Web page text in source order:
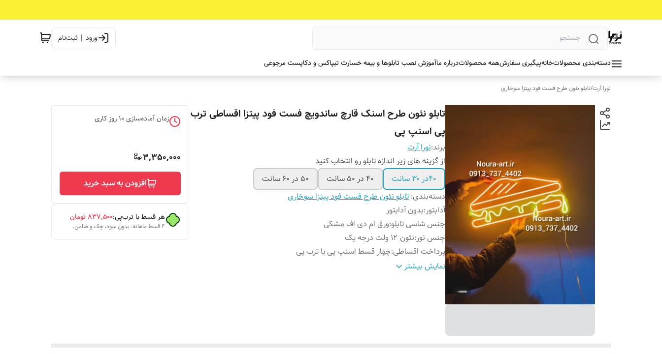
ورود | ثبت‌نام
دسته‌بندی محصولاتخانهپیگیری سفارشهمه محصولاتدرباره ماآموزش نصب تابلوها و بیمه خسارت تیپاکس و دکاپست مرجوعی
نورا آرت/تابلو نئون طرح فست فود پیتزا سوخاری
تابلو نئون طرح اسنک قارچ ساندویچ فست فود پیتزا اقساطی ترب
پی اسنپ پی
برند:نورا آرت
از گزینه های زیر اندازه تابلو رو انتخاب کنید
۴۰در ۳۰ سانت
۴۰ در ۵۰ سانت
۵۰ در ۶۰ سانت
دسته‌بندی: تابلو نئون طرح فست فود پیتزا سوخاری
آدابتور:بدون آدابتور
جنس شاسی تابلو:ورق ام دی اف مشکی
جنس نور:نئون ۱۲ ولت درجه یک
پرداخت اقساطی:چهار قسط اسنپ پی یا ترب پی
روش نصب کردن
نمایش بیشتر
زمان آماده‌سازی 10 روز کاری
3,350,000
افزودن به سبد خرید
هر قسط با ترب‌پی:۸۳۷٬۵۰۰ تومان
۴ قسط ماهانه. بدون سود، چک و ضامن.